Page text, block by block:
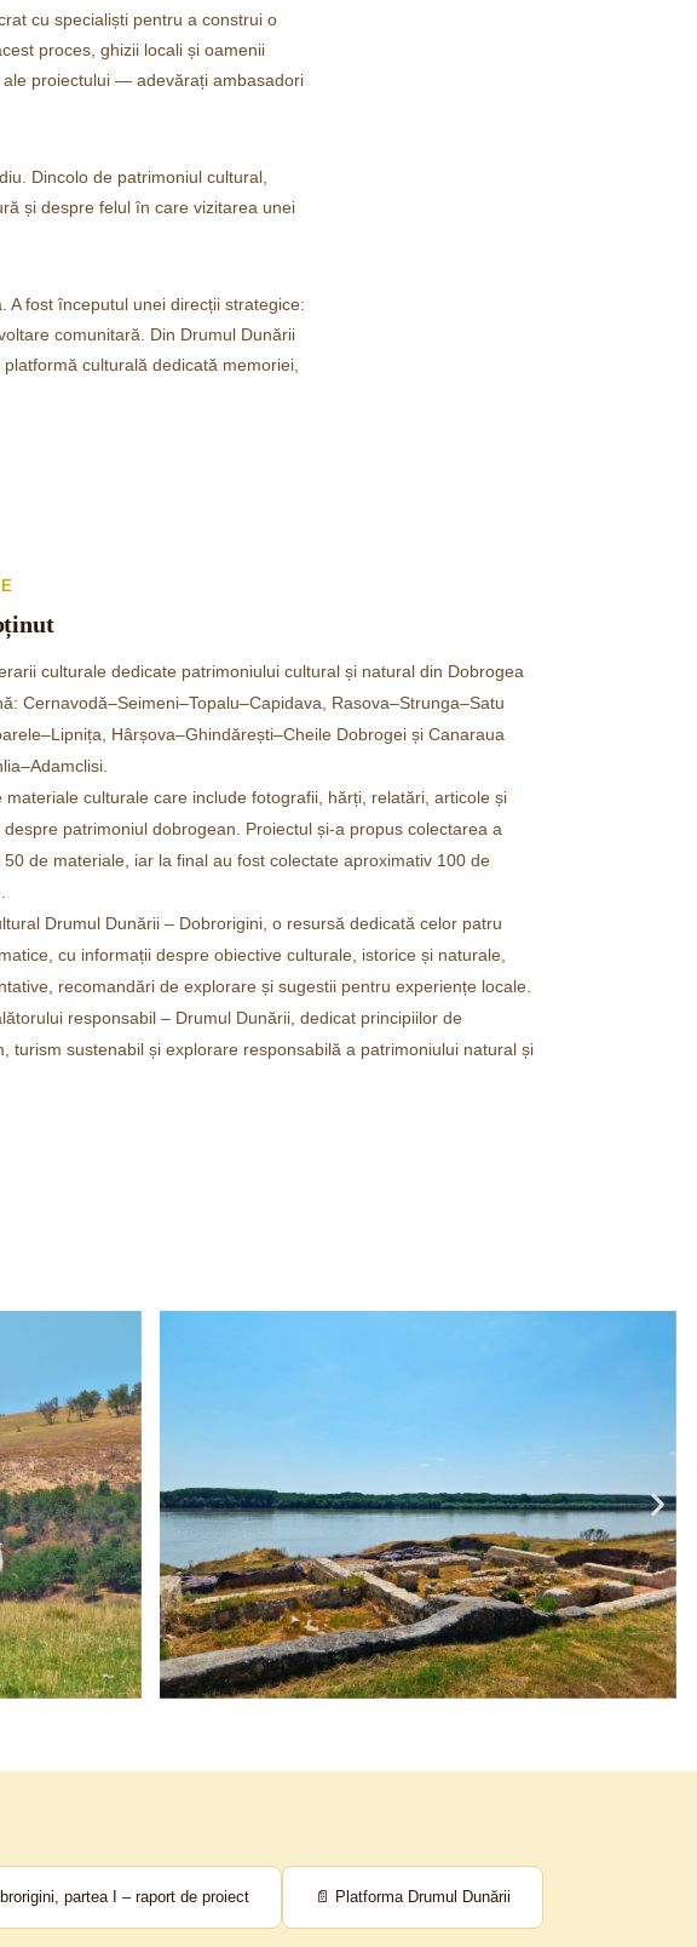
cu specialiști pentru a construi o
proces, ghizii locali și oamenii
proiectului — adevărați ambasadori
Dincolo de patrimoniul cultural,
și despre felul în care vizitarea unei
A fost începutul unei direcții strategice:
comunitară. Din Drumul Dunării
culturală dedicată memoriei,
culturale dedicate patrimoniului cultural și natural din Dobrogea
Cernavodă–Seimeni–Topalu–Capidava, Rasova–Strunga–Satu
Hârșova–Ghindărești–Cheile Dobrogei și Canaraua
materiale culturale care include fotografii, hărți, relatări, articole și
despre patrimoniul dobrogean. Proiectul și-a propus colectarea a
50 de materiale, iar la final au fost colectate aproximativ 100 de
Drumul Dunării – Dobrorigini, o resursă dedicată celor patru
cu informații despre obiective culturale, istorice și naturale,
recomandări de explorare și sugestii pentru experiențe locale.
responsabil – Drumul Dunării, dedicat principiilor de
turism sustenabil și explorare responsabilă a patrimoniului natural și
partea I – raport de proiect 📄 Platforma Drumul Dunării